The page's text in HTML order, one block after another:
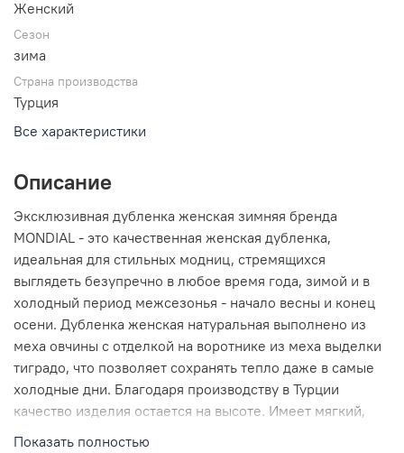
Женский
Сезон
зима
Страна производства
Турция
Все характеристики
Описание
Эксклюзивная дубленка женская зимняя бренда
MONDIAL - это качественная женская дубленка,
идеальная для стильных модниц, стремящихся
выглядеть безупречно в любое время года, зимой и в
холодный период межсезонья - начало весны и конец
осени. Дубленка женская натуральная выполнено из
меха овчины с отделкой на воротнике из меха выделки
тиградо, что позволяет сохранять тепло даже в самые
холодные дни. Благодаря производству в Турции
качество изделия остается на высоте. Имеет мягкий,
Показать полностью